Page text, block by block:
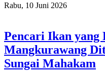
Rabu, 10 Juni 2026
Pencari Ikan yang
Mangkurawang
Sungai Mahakam